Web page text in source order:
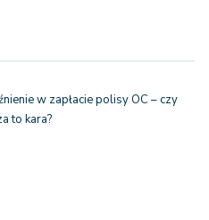
w zapłacie polisy OC – czy
to kara?